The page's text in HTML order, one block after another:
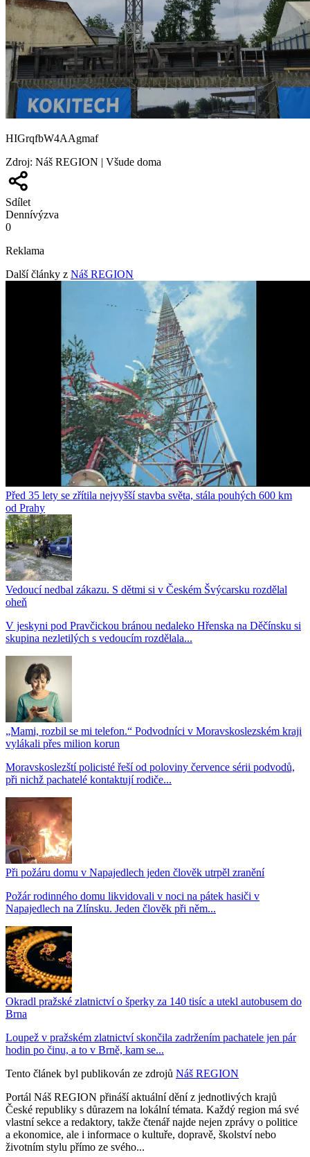
HIGrqfbW4AAgmaf
Zdroj: Náš REGION | Všude doma
Sdílet
Dennívýzva
0
Reklama
Další články z Náš REGION
Před 35 lety se zřítila nejvyšší stavba světa, stála pouhých 600 km
od Prahy
Vedoucí nedbal zákazu. S dětmi si v Českém Švýcarsku rozdělal
oheň
V jeskyni pod Pravčickou bránou nedaleko Hřenska na Děčínsku si
skupina nezletilých s vedoucím rozdělala...
„Mami, rozbil se mi telefon.“ Podvodníci v Moravskoslezském kraji
vylákali přes milion korun
Moravskoslezští policisté řeší od poloviny července sérii podvodů,
při nichž pachatelé kontaktují rodiče...
Při požáru domu v Napajedlech jeden člověk utrpěl zranění
Požár rodinného domu likvidovali v noci na pátek hasiči v
Napajedlech na Zlínsku. Jeden člověk při něm...
Okradl pražské zlatnictví o šperky za 140 tisíc a utekl autobusem do
Brna
Loupež v pražském zlatnictví skončila zadržením pachatele jen pár
hodin po činu, a to v Brně, kam se...
Tento článek byl publikován ze zdrojů Náš REGION
Portál Náš REGION přináší aktuální dění z jednotlivých krajů
České republiky s důrazem na lokální témata. Každý region má své
vlastní sekce a redaktory, takže čtenář najde nejen zprávy o politice
a ekonomice, ale i informace o kultuře, dopravě, školství nebo
životním stylu přímo ze svého...